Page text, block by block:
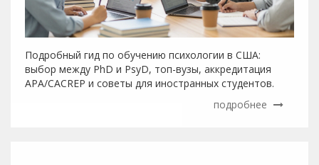
Подробный гид по обучению психологии в США:
выбор между PhD и PsyD, топ-вузы, аккредитация
APA/CACREP и советы для иностранных студентов.
подробнее